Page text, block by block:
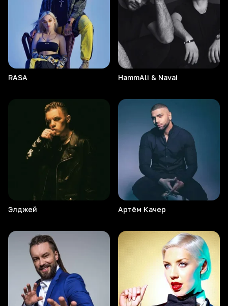
RASA HammAli & Navai
Элджей Артём Качер